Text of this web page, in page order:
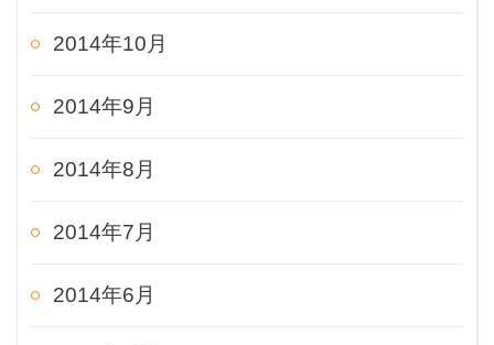
2014年10月
2014年9月
2014年8月
2014年7月
2014年6月